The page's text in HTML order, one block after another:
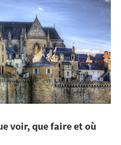
voir, que faire et où